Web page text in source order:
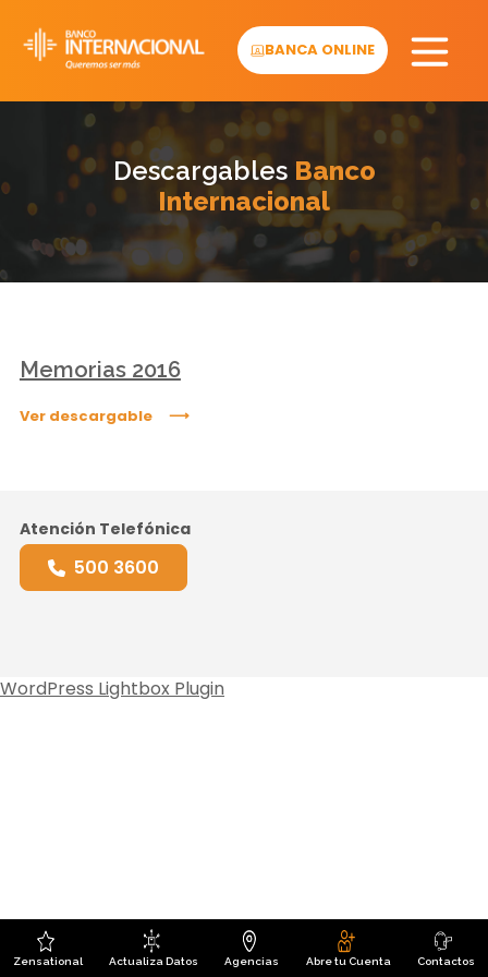
content
BANCA ONLINE
Descargables Banco
Internacional
Memorias 2016
Ver descargable
Atención Telefónica
500 3600
Zensational Actualiza Datos Agencias Abre tu Cuenta Contactos
WordPress Lightbox Plugin